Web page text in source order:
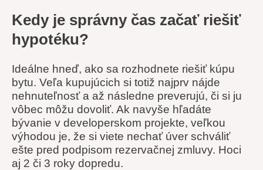
Kedy je správny čas začať riešiť
hypotéku?
Ideálne hneď, ako sa rozhodnete riešiť kúpu
bytu. Veľa kupujúcich si totiž najprv nájde
nehnuteľnosť a až následne preverujú, či si ju
vôbec môžu dovoliť. Ak navyše hľadáte
bývanie v developerskom projekte, veľkou
výhodou je, že si viete nechať úver schváliť
ešte pred podpisom rezervačnej zmluvy. Hoci
aj 2 či 3 roky dopredu.